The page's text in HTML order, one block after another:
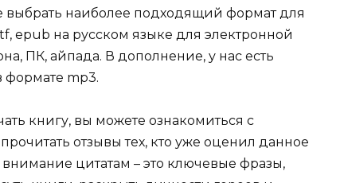
выбрать наиболее подходящий формат для
epub на русском языке для электронной
ПК, айпада. В дополнение, у нас есть
формате mp3.
книгу, вы можете ознакомиться с
отзывы тех, кто уже оценил данное
цитатам – это ключевые фразы,